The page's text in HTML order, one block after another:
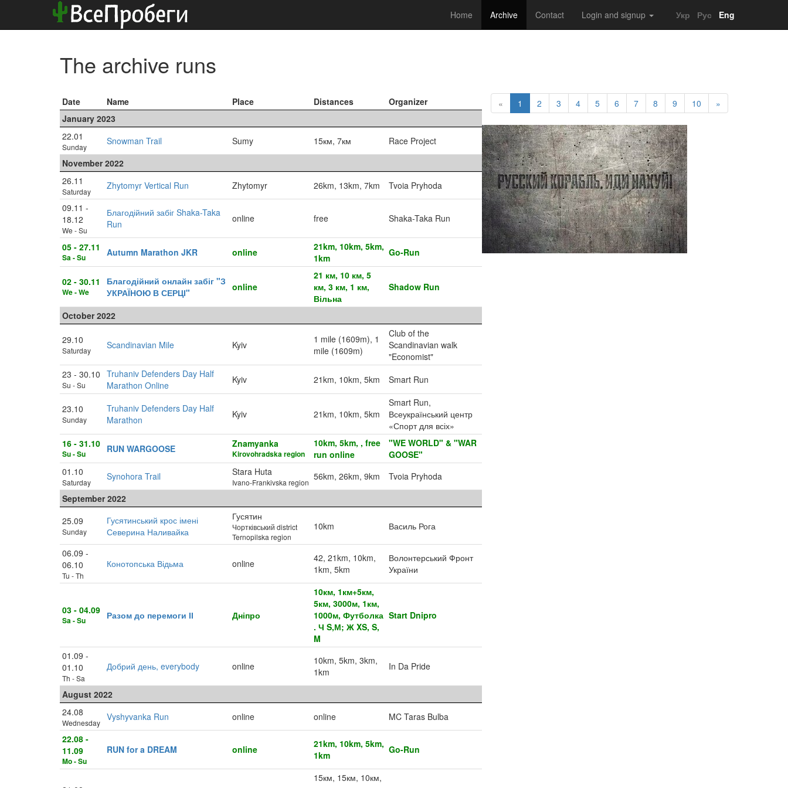
Home Archive Contact Login and signup Укр Рус Eng
The archive runs
Date Name Place Distances
Organizer
January 2023
22.01
Sunday
Snowman Trail Sumy 15км, 7км
Race Project
November 2022
26.11
Saturday
Zhytomyr Vertical Run Zhytomyr 26km, 13km, 7km
Tvoia Pryhoda
09.11 -
18.12
We - Su
Благодійний забіг Shaka-Taka
Run
online free Shaka-Taka Run
05 - 27.11
Sa - Su Autumn Marathon JKR online
21km, 10km, 5km,
1km
Go-Run
02 - 30.11
We - We
Благодійний онлайн забіг "З
УКРАЇНОЮ В СЕРЦІ"
online
21 км, 10 км, 5
км, 3 км, 1 км,
Вільна
Shadow Run
October 2022
29.10
Saturday Scandinavian Mile Kyiv
1 mile (1609m), 1
mile (1609m)
Club of the
Scandinavian walk
"Economist"
23 - 30.10
Su - Su
Truhaniv Defenders Day Half
Marathon Online
Kyiv 21km, 10km, 5km Smart Run
23.10
Sunday
Truhaniv Defenders Day Half
Marathon
Kyiv 21km, 10km, 5km
Smart Run,
Всеукраїнський центр
«Спорт для всіх»
16 - 31.10
Su - Su RUN WARGOOSE Znamyanka
Kirovohradska region
10km, 5km, , free
run online
"WE WORLD" & "WAR
GOOSE"
01.10
Saturday
Synohora Trail Stara Huta
Ivano-Frankivska region
56km, 26km, 9km
Tvoia Pryhoda
September 2022
25.09
Sunday
Гусятинський крос імені
Северина Наливайка
Гусятин
Чортківський district
Ternopilska region
10km Василь Рога
06.09 -
06.10
Tu - Th
Конотопська Відьма online
42, 21km, 10km,
1km, 5km
Волонтерський Фронт
України
03 - 04.09
Sa - Su Разом до перемоги ІІ Дніпро
10км, 1км+5км,
5км, 3000м, 1км,
1000м, Футболка
. Ч S,М; Ж XS, S,
M
Start Dnipro
01.09 -
01.10
Th - Sa
Добрий день, everybody online
10km, 5km, 3km,
1km
In Da Pride
August 2022
24.08
Wednesday
Vyshyvanka Run online online
MC Taras Bulba
22.08 -
11.09
Mo - Su
RUN for a DREAM online
21km, 10km, 5km,
1km
Go-Run
15км, 15км, 10км,
« 1 2 3 4 5 6 7 8 9 10 »